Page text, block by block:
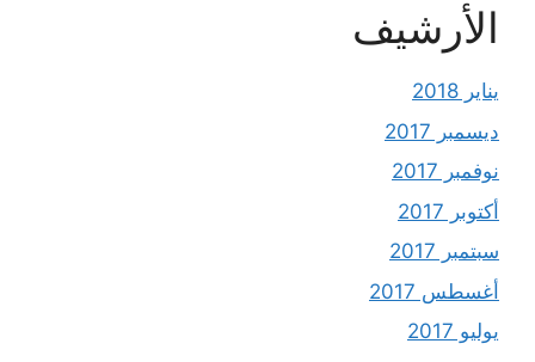
الأرشيف
يناير 2018
ديسمبر 2017
نوفمبر 2017
أكتوبر 2017
سبتمبر 2017
أغسطس 2017
يوليو 2017